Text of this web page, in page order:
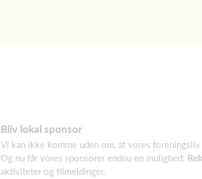
Bliv lokal sponsor
Vi kan ikke komme uden om, at vores
Og nu får vores sponsorer endnu en mulighed:
aktiviteter og tilmeldinger.